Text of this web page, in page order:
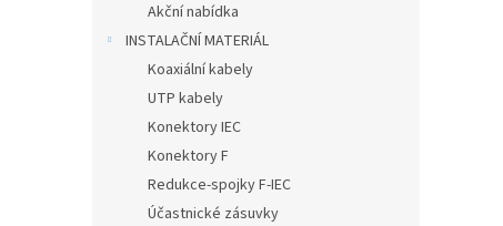
Akční nabídka
INSTALAČNÍ MATERIÁL
Koaxiální kabely
UTP kabely
Konektory IEC
Konektory F
Redukce-spojky F-IEC
Účastnické zásuvky